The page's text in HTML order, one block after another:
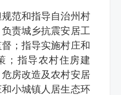
规范和指导自治州村
责城乡抗震安居工
；指导实施村庄和
；指导农村住房建
房改造及农村安居
小城镇人居生态环